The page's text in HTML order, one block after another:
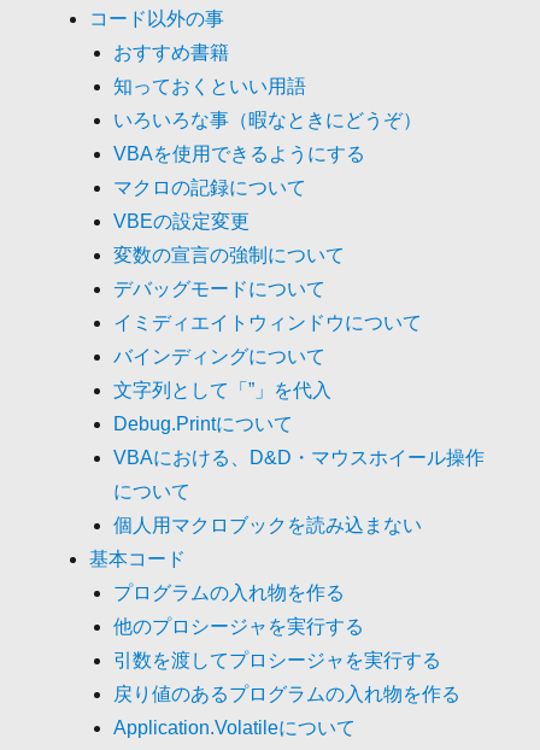
コード以外の事
おすすめ書籍
知っておくといい用語
いろいろな事（暇なときにどうぞ）
VBAを使用できるようにする
マクロの記録について
VBEの設定変更
変数の宣言の強制について
デバッグモードについて
イミディエイトウィンドウについて
バインディングについて
文字列として「”」を代入
Debug.Printについて
VBAにおける、D&D・マウスホイール操作
について
個人用マクロブックを読み込まない
基本コード
プログラムの入れ物を作る
他のプロシージャを実行する
引数を渡してプロシージャを実行する
戻り値のあるプログラムの入れ物を作る
Application.Volatileについて